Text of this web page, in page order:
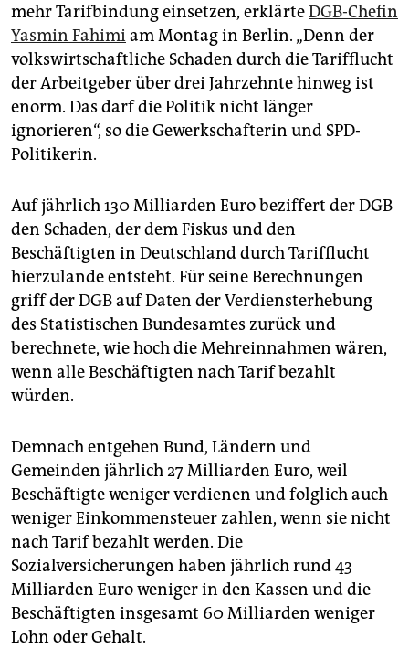
mehr Tarifbindung einsetzen, erklärteDGB-Chefin
Yasmin Fahimiam Montag in Berlin. „Denn der
volkswirtschaftliche Schaden durch die Tarifflucht
der Arbeitgeber über drei Jahrzehnte hinweg ist
enorm. Das darf die Politik nicht länger
ignorieren“, so die Gewerkschafterin und SPD-
Politikerin.
Auf jährlich 130 Milliarden Euro beziffert der DGB
den Schaden, der dem Fiskus und den
Beschäftigten in Deutschland durch Tarifflucht
hierzulande entsteht. Für seine Berechnungen
griff der DGB auf Daten der Verdiensterhebung
des Statistischen Bundesamtes zurück und
berechnete, wie hoch die Mehreinnahmen wären,
wenn alle Beschäftigten nach Tarif bezahlt
würden.
Demnach entgehen Bund, Ländern und
Gemeinden jährlich 27 Milliarden Euro, weil
Beschäftigte weniger verdienen und folglich auch
weniger Einkommensteuer zahlen, wenn sie nicht
nach Tarif bezahlt werden. Die
Sozialversicherungen haben jährlich rund 43
Milliarden Euro weniger in den Kassen und die
Beschäftigten insgesamt 60 Milliarden weniger
Lohn oder Gehalt.